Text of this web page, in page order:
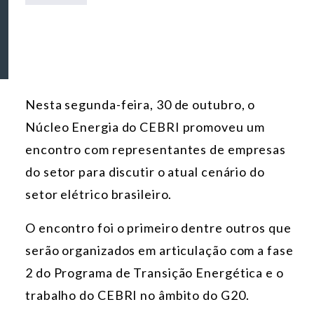
Nesta segunda-feira, 30 de outubro, o
Núcleo Energia do CEBRI promoveu um
encontro com representantes de empresas
do setor para discutir o atual cenário do
setor elétrico brasileiro.
O encontro foi o primeiro dentre outros que
serão organizados em articulação com a fase
2 do Programa de Transição Energética e o
trabalho do CEBRI no âmbito do G20.